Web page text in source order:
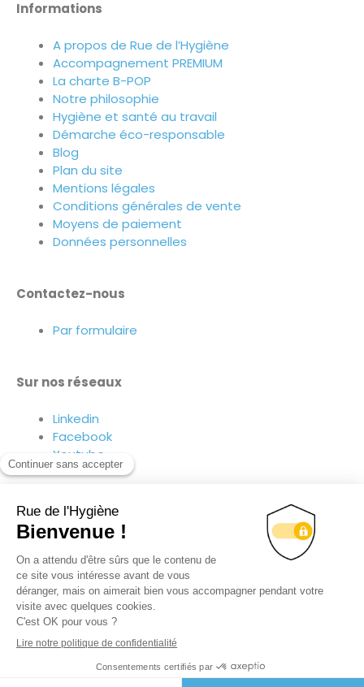
Informations
A propos de Rue de l’Hygiène
Accompagnement PREMIUM
La charte B-POP
Notre philosophie
Hygiène et santé au travail
Démarche éco-responsable
Blog
Plan du site
Mentions légales
Conditions générales de vente
Moyens de paiement
Données personnelles
Contactez-nous
Par formulaire
Sur nos réseaux
Linkedin
Facebook
Youtube
Suivez-nous sur nos réseaux !
RUE DE L’HYGIÈNE 2020